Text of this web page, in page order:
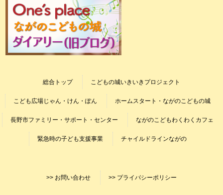
総合トップ こどもの城いきいきプロジェクト
こども広場じゃん・けん・ぽん ホームスタート・ながのこどもの城
長野市ファミリー・サポート・センター ながのこどもわくわくカフェ
緊急時の子ども支援事業 チャイルドラインながの
>> お問い合わせ >> プライバシーポリシー